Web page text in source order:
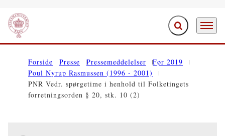
Gå til forsiden Fold søgefelt ud
Menu
Forside Presse Pressemeddelelser
Før 2019
Poul Nyrup Rasmussen (1996 - 2001)
PNR Vedr. spørgetime i henhold til Folketingets
forretningsorden § 20, stk. 10 (2)